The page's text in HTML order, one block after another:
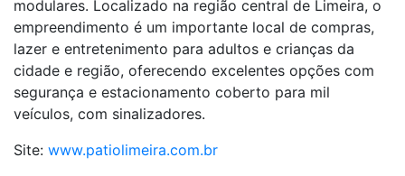
modulares. Localizado na região central de Limeira, o
empreendimento é um importante local de compras,
lazer e entretenimento para adultos e crianças da
cidade e região, oferecendo excelentes opções com
segurança e estacionamento coberto para mil
veículos, com sinalizadores.
Site: www.patiolimeira.com.br